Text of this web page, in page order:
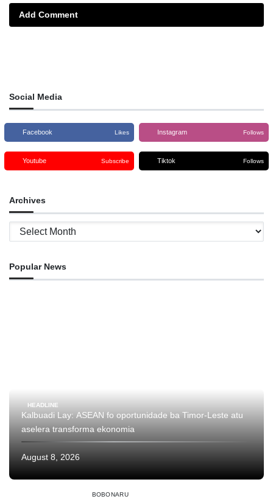
Add Comment
Social Media
Facebook Likes Instagram Follows
Youtube Subscribe Tiktok Follows
Archives
Archives
Popular News
HEADLINE
Kalbuadi Lay: ASEAN fo oportunidade ba Timor-Leste atu
aselera transforma ekonomia
August 8, 2026
BOBONARU